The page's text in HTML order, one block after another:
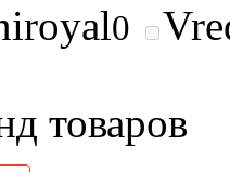
0
товаров